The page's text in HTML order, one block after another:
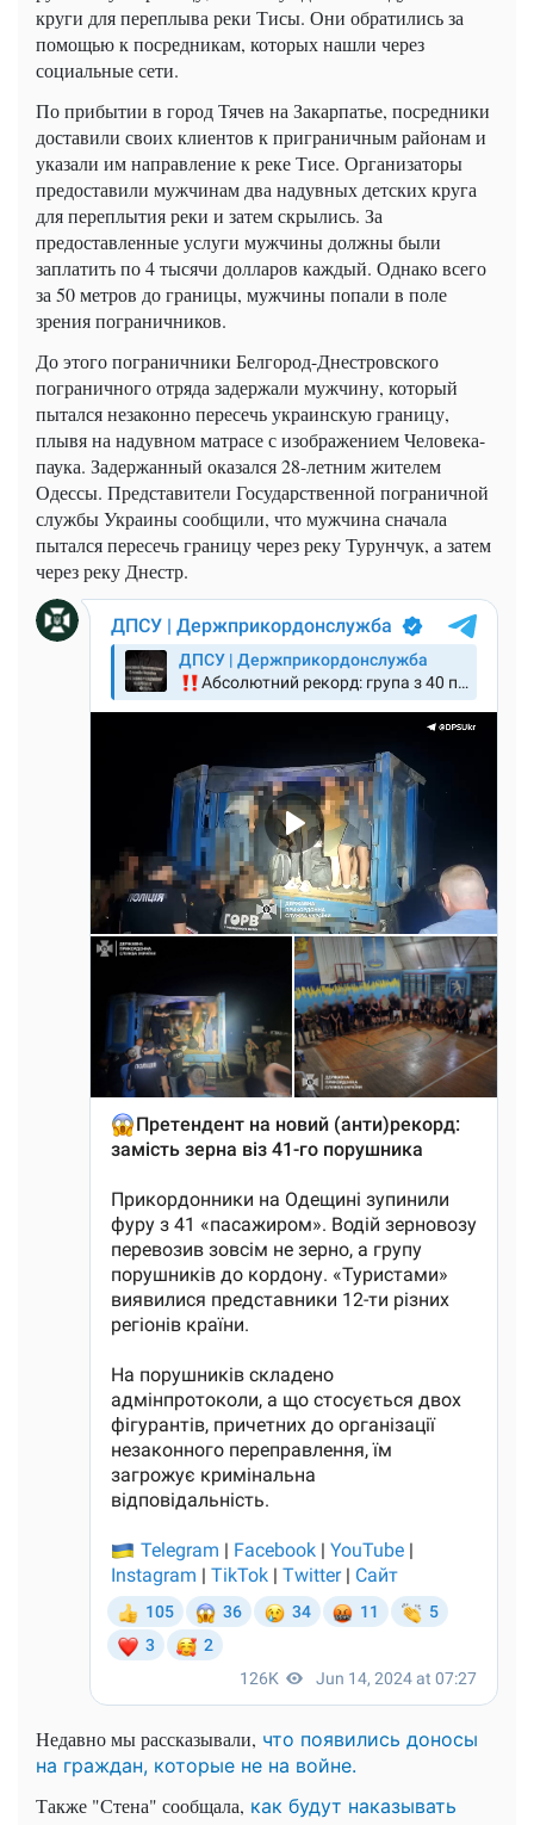
круги для переплыва реки Тисы. Они обратились за
помощью к посредникам, которых нашли через
социальные сети.
По прибытии в город Тячев на Закарпатье, посредники
доставили своих клиентов к приграничным районам и
указали им направление к реке Тисе. Организаторы
предоставили мужчинам два надувных детских круга
для переплытия реки и затем скрылись. За
предоставленные услуги мужчины должны были
заплатить по 4 тысячи долларов каждый. Однако всего
за 50 метров до границы, мужчины попали в поле
зрения пограничников.
До этого пограничники Белгород-Днестровского
пограничного отряда задержали мужчину, который
пытался незаконно пересечь украинскую границу,
плывя на надувном матрасе с изображением Человека-
паука. Задержанный оказался 28-летним жителем
Одессы. Представители Государственной пограничной
службы Украины сообщили, что мужчина сначала
пытался пересечь границу через реку Турунчук, а затем
через реку Днестр.
Недавно мы рассказывали, что появились доносы
на граждан, которые не на войне.
Также "Стена" сообщала, как будут наказывать